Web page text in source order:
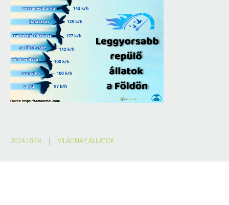
2024.10.04. VILÁGNAP, ÁLLATOK